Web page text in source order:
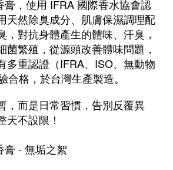
膏，使用 IFRA 國際香水協會認
天然除臭成分、肌膚保濕調理配
，對抗身體產生的體味、汗臭，
菌繁殖，從源頭改善體味問題，
多重認證（IFRA、ISO、無動物
合格，於台灣生產製造。
，而是日常習慣，告別反覆異
天不設限！
膏 - 無垢之絮